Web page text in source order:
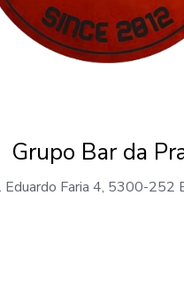
Grupo Bar da